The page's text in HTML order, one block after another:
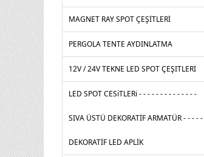
MAGNET RAY SPOT ÇEŞİTLERİ
PERGOLA TENTE AYDINLATMA
12V / 24V TEKNE LED SPOT ÇEŞITLERI
LED SPOT CESiTLERi - - - - - - - - - - - - - -
SIVA ÜSTÜ DEKORATİF ARMATÜR - - - -
DEKORATİF LED APLİK